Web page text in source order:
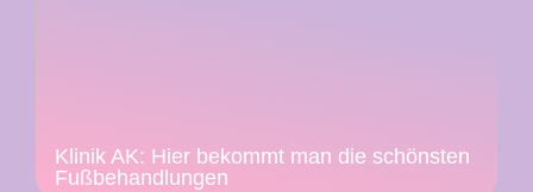
Klinik AK: Hier bekommt man die schönsten
Fußbehandlungen